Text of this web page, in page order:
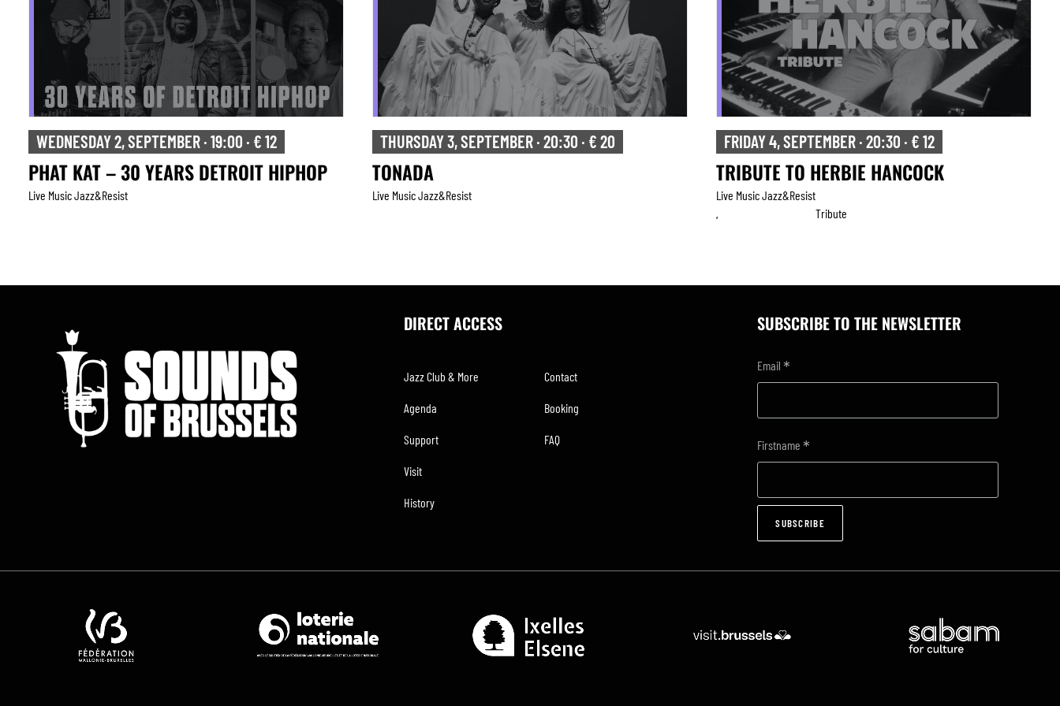
WEDNESDAY 2, SEPTEMBER · 19:00 · € 12
PHAT KAT – 30 YEARS DETROIT HIPHOP
Live Music Jazz&resist
THURSDAY 3, SEPTEMBER · 20:30 · € 20
TONADA
Live Music Jazz&resist
FRIDAY 4, SEPTEMBER · 20:30 · € 12
TRIBUTE TO HERBIE HANCOCK
Live Music Jazz&resist
Tribute
DIRECT ACCESS
Jazz Club & More
Agenda
Support
Visit
History
Contact
Booking
FAQ
SUBSCRIBE TO THE NEWSLETTER
Email*
Firstname*